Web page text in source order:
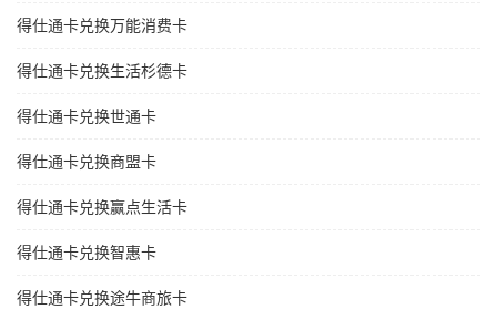
得仕通卡兑换万能消费卡
得仕通卡兑换生活杉德卡
得仕通卡兑换世通卡
得仕通卡兑换商盟卡
得仕通卡兑换赢点生活卡
得仕通卡兑换智惠卡
得仕通卡兑换途牛商旅卡